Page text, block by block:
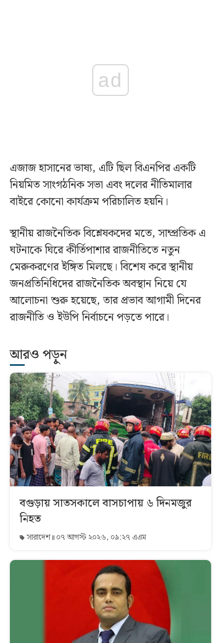
ad
এজাজ হাসানের ভাষ্য, এটি ছিল বিএনপির একটি
নিয়মিত সাংগঠনিক সভা এবং দলের নীতিমালার
বাইরে কোনো কার্যক্রম পরিচালিত হয়নি।
স্থানীয় রাজনৈতিক বিশ্লেষকদের মতে, সাম্প্রতিক এ
ঘটনাকে ঘিরে কীর্তিপাশার রাজনীতিতে নতুন
মেরুকরণের ইঙ্গিত মিলছে। বিশেষ করে স্থানীয়
জনপ্রতিনিধিদের রাজনৈতিক অবস্থান নিয়ে যে
আলোচনা শুরু হয়েছে, তার প্রভাব আগামী দিনের
রাজনীতি ও ইউপি নির্বাচনে পড়তে পারে।
আরও পড়ুন
বগুড়ায় সাতসকালে বাসচাপায় ৬ দিনমজুর
নিহত
সারাদেশ ০৭ আগস্ট ২০২৬, ০৯:২৭ এএম